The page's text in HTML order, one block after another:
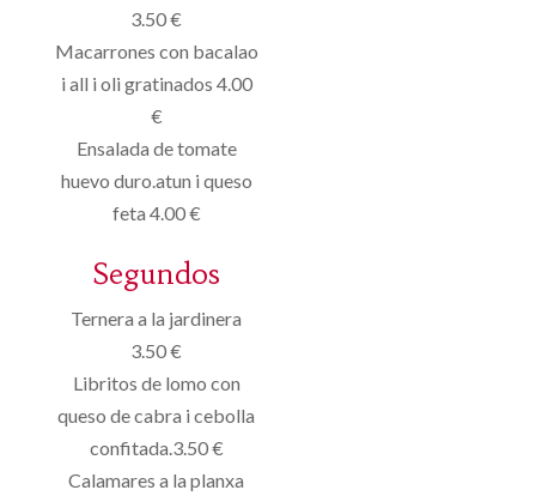
3.50 €
Macarrones con bacalao
i all i oli gratinados 4.00
€
Ensalada de tomate
huevo duro.atun i queso
feta 4.00 €
Segundos
Ternera a la jardinera
3.50 €
Libritos de lomo con
queso de cabra i cebolla
confitada.3.50 €
Calamares a la planxa